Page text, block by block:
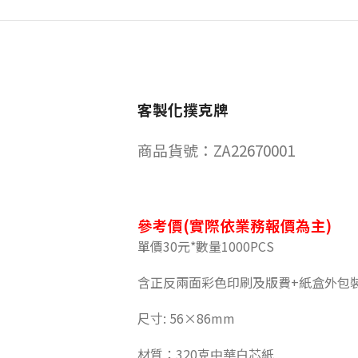
客製化撲克牌
商品貨號：ZA22670001
參考價(實際依業務報價為主)
單價30元*數量1000PCS
含正反兩面彩色印刷及版費+紙盒外包
尺寸: 56×86mm